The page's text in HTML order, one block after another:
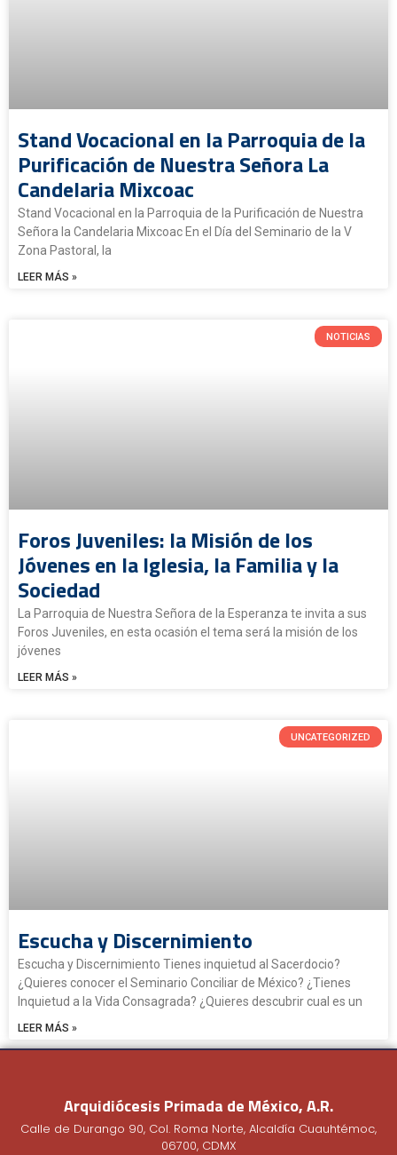
Stand Vocacional en la Parroquia de la
Purificación de Nuestra Señora La
Candelaria Mixcoac
Stand Vocacional en la Parroquia de la Purificación de Nuestra
Señora la Candelaria Mixcoac En el Día del Seminario de la V
Zona Pastoral, la
LEER MÁS »
NOTICIAS
Foros Juveniles: la Misión de los
Jóvenes en la Iglesia, la Familia y la
Sociedad
La Parroquia de Nuestra Señora de la Esperanza te invita a sus
Foros Juveniles, en esta ocasión el tema será la misión de los
jóvenes
LEER MÁS »
UNCATEGORIZED
Escucha y Discernimiento
Escucha y Discernimiento Tienes inquietud al Sacerdocio?
¿Quieres conocer el Seminario Conciliar de México? ¿Tienes
Inquietud a la Vida Consagrada? ¿Quieres descubrir cual es un
LEER MÁS »
Arquidiócesis Primada de México, A.R.
Calle de Durango 90, Col. Roma Norte, Alcaldía Cuauhtémoc,
06700, CDMX